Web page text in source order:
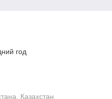
год
Казахстан